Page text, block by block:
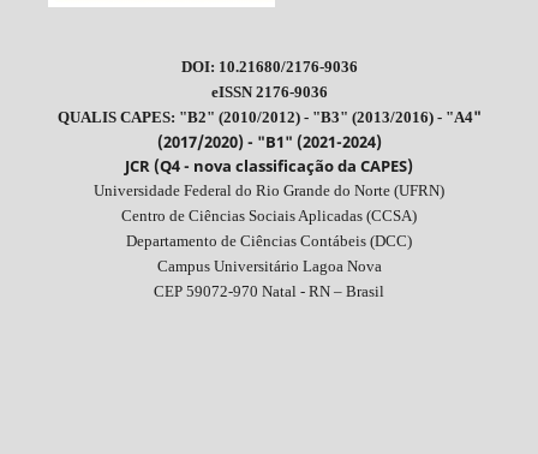
DOI: 10.21680/2176-9036
eISSN 2176-9036
QUALIS CAPES: "B2" (2010/2012) - "B3" (2013/2016) - "A4"
(2017/2020) - "B1" (2021-2024)
JCR (Q4 - nova classificação da CAPES)
Universidade Federal do Rio Grande do Norte (UFRN)
Centro de Ciências Sociais Aplicadas (CCSA)
Departamento de Ciências Contábeis (DCC)
Campus Universitário Lagoa Nova
CEP 59072-970 Natal - RN – Brasil